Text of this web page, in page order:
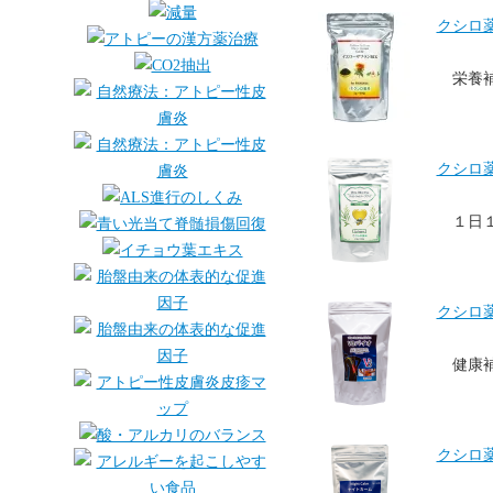
クシロ
栄養
クシロ
１日
クシロ
健康
クシロ